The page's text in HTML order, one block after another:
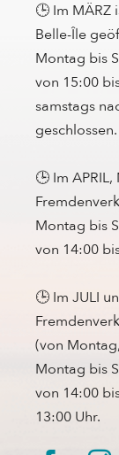
🕒 Im MÄRZ
Belle-Île
Montag bis
von 15:00
samstags
geschlossen.
🕒 Im
Montag bis
von 14:00
🕒 Im JULI
(von
Montag bis
von 14:00
13:00 Uhr.